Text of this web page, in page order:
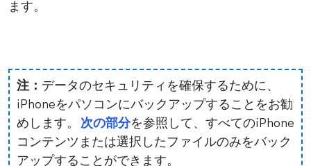
ます。
注： データのセキュリティを確保するために、
iPhoneをパソコンにバックアップすることをお勧
めします。
次の部分を参照して、すべてのiPhone
コンテンツまたは選択したファイルのみをバック
アップすることができます。